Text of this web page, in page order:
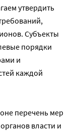
утвердить
Субъекты
порядки
и
каждой
перечень мер
власти и